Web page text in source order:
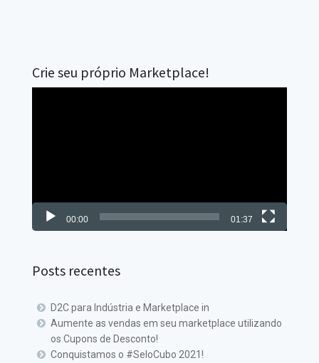
Crie seu próprio Marketplace!
00:00 01:37
Posts recentes
D2C para Indústria e Marketplace in
Aumente as vendas em seu marketplace utilizando
os Cupons de Desconto!
Conquistamos o #SeloCubo 2021!